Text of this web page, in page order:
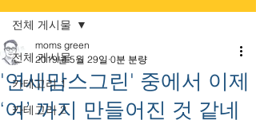
전체 게시물
카테고리 1
카테고리 2
전체 게시물
'연세맘스그린' 중에서 이제
‘여’ 까지 만들어진 것 같네
moms green
2019년 5월 29일 0분 분량